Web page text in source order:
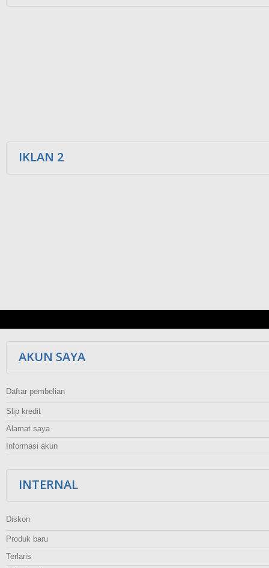
IKLAN 2
AKUN SAYA
Daftar pembelian
Slip kredit
Alamat saya
Informasi akun
INTERNAL
Diskon
Produk baru
Terlaris